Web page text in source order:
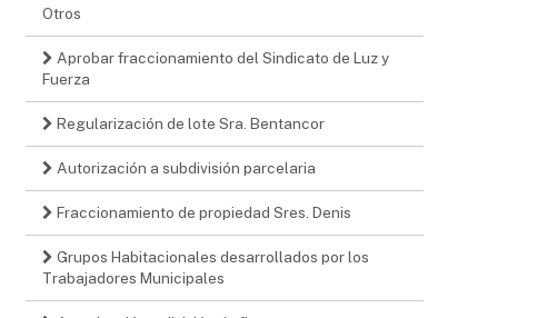
Otros
Aprobar fraccionamiento del Sindicato de Luz y
Fuerza
Regularización de lote Sra. Bentancor
Autorización a subdivisión parcelaria
Fraccionamiento de propiedad Sres. Denis
Grupos Habitacionales desarrollados por los
Trabajadores Municipales